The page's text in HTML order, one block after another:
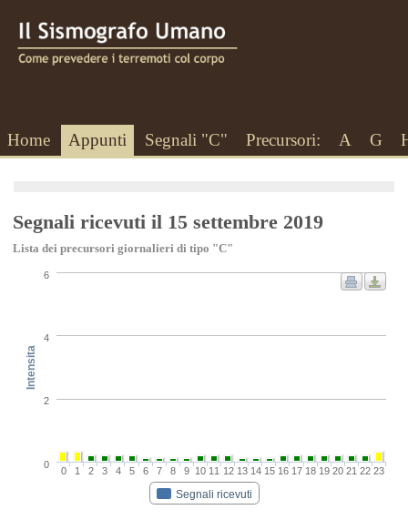
Home Appunti Segnali "C" Precursori: A G
Segnali ricevuti il 15 settembre 2019
Lista dei precursori giornalieri di tipo "C"
Intensita
Segnali ricevuti
0 1 2 3 4 5 6 7 8 9 10 11 12 13 14 15 16 17 18 19 20 21 22 23
0
2
4
6